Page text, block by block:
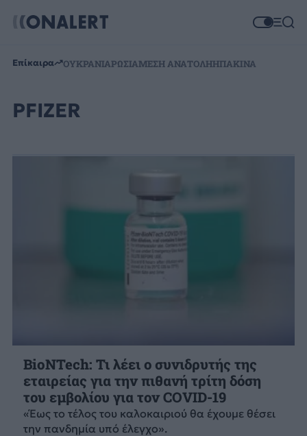
Επίκαιρα ΟΥΚΡΑΝΙΑΡΩΣΙΑΜΕΣΗ ΑΝΑΤΟΛΗΗΠΑΚΙΝΑ
PFIZER
BioNTech: Τι λέει ο συνιδρυτής της
εταιρείας για την πιθανή τρίτη δόση
του εμβολίου για τον COVID-19
«Έως το τέλος του καλοκαιριού θα έχουμε θέσει
την πανδημία υπό έλεγχο».